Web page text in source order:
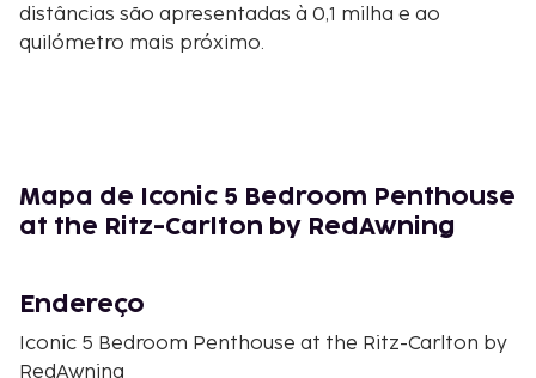
distâncias são apresentadas à 0,1 milha e ao
quilómetro mais próximo.
Born Free Express Lift - 0,6 km/0,4 mi
Vail Recreation Path - 0,7 km/0,5 mi
The Steadman Clinic - 1 km/0,6 mi
Cascade Village Lift - 1,1 km/0,7 mi
Vail Valley Medical Center - 1,3 km/0,8 mi
Mapa de Iconic 5 Bedroom Penthouse
at the Ritz-Carlton by RedAwning
Endereço
Iconic 5 Bedroom Penthouse at the Ritz-Carlton by
RedAwning